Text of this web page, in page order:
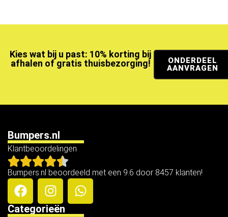
Kies wat bij u past: 10% korting bij
afhalen of gratis thuisbezorging!
ONDERDEEL
AANVRAGEN
Bumpers.nl
Klantbeoordelingen
Bumpers.nl beoordeeld met een 9.6 door 8457 klanten!
Categorieën